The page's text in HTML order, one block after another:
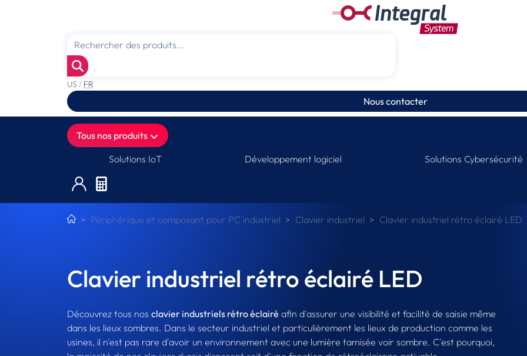
US / FR
Nous contacter
Tous nos produits
Solutions IoT Développement logiciel Solutions Cybersécurité
Périphérique et composant pour PC industriel Clavier industriel Clavier industriel rétro éclairé LED
Clavier industriel rétro éclairé LED
Découvrez tous nos clavier industriels rétro éclairé afin d'assurer une visibilité et facilité de saisie même
dans les lieux sombres. Dans le secteur industriel et particulièrement les lieux de production comme les
usines, il n'est pas rare d'avoir un environnement avec une lumière tamisée voir sombre. C'est pourquoi,